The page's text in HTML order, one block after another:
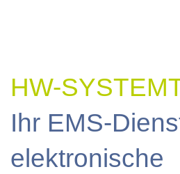
HW-
Ihr EMS-
elektronische